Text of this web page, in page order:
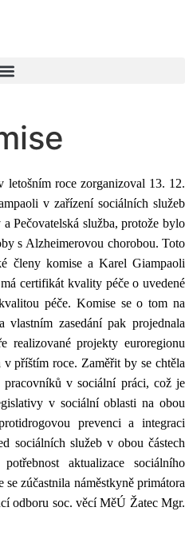
letošním roce zorganizoval 13. 12.
v zařízení sociálních služeb
Pečovatelská služba, protože bylo
s Alzheimerovou chorobou. Toto
členy komise a Karel Giampaoli
certifikát kvality péče o uvedené
péče. Komise se o tom na
vlastním zasedání pak projednala
realizované projekty euroregionu
příštím roce. Zaměřit by se chtěla
v sociální práci, což je
v sociální oblasti na obou
prevenci a integraci
sociálních služeb v obou částech
aktualizace sociálního
zúčastnila náměstkyně primátora
odboru soc. věcí MěÚ Žatec Mgr.